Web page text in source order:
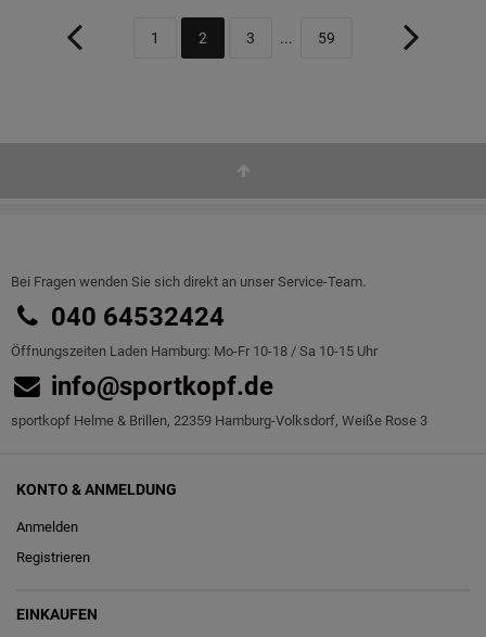
1 2 3 ... 59
Bei Fragen wenden Sie sich direkt an unser Service-Team.
040 64532424
Öffnungszeiten Laden Hamburg: Mo-Fr 10-18 / Sa 10-15 Uhr
info@sportkopf.de
sportkopf Helme & Brillen, 22359 Hamburg-Volksdorf, Weiße Rose 3
KONTO & ANMELDUNG
Anmelden
Registrieren
EINKAUFEN